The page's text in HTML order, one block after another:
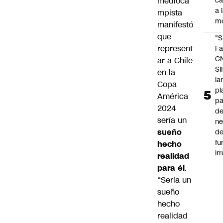
mpista
manifestó
que
represent
ar a Chile
en la
Copa
América
2024
sería un
sueño
hecho
realidad
para él.
“Sería un
sueño
hecho
realidad
a
SII
de